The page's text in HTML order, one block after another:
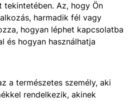
tekintetében. Az, hogy Ön
harmadik fél vagy
hogyan léphet kapcsolatba
és hogyan használhatja
a természetes személy, aki
rendelkezik, akinek